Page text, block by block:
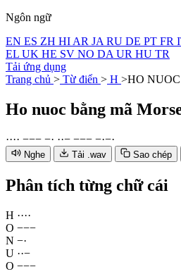
Ngôn ngữ
EN ES ZH HI AR JA RU DE PT FR
EL UK HE SV NO DA UR HU TR
Tải ứng dụng
Trang chủ > Từ điển > H >HO NUOC
Ho nuoc bằng mã
···· −−− −· ··− −−− −·−·
Nghe Tải .wav Sao chép
Phân tích từng chữ cái
H ····
O −−−
N −·
U ··−
O −−−